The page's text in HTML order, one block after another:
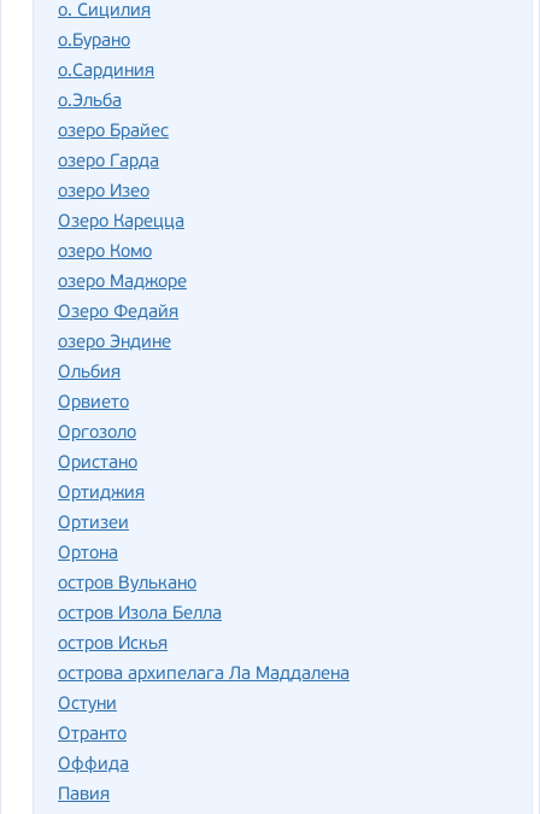
о. Сицилия
о.Бурано
о.Сардиния
о.Эльба
озеро Брайес
озеро Гарда
озеро Изео
Озеро Карецца
озеро Комо
озеро Маджоре
Озеро Федайя
озеро Эндине
Ольбия
Орвието
Оргозоло
Ористано
Ортиджия
Ортизеи
Ортона
остров Вулькано
остров Изола Белла
остров Искья
острова архипелага Ла Маддалена
Остуни
Отранто
Оффида
Павия